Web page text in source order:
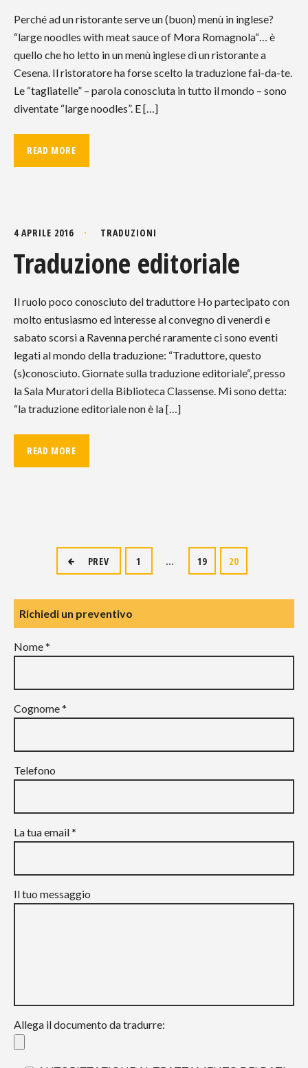
Perché ad un ristorante serve un (buon) menù in inglese?
“large noodles with meat sauce of Mora Romagnola“… è
quello che ho letto in un menù inglese di un ristorante a
Cesena. Il ristoratore ha forse scelto la traduzione fai-da-te.
Le “tagliatelle” – parola conosciuta in tutto il mondo – sono
diventate “large noodles”. E […]
READ MORE
4 APRILE 2016 TRADUZIONI
Traduzione editoriale
Il ruolo poco conosciuto del traduttore Ho partecipato con
molto entusiasmo ed interesse al convegno di venerdì e
sabato scorsi a Ravenna perché raramente ci sono eventi
legati al mondo della traduzione: “Traduttore, questo
(s)conosciuto. Giornate sulla traduzione editoriale“, presso
la Sala Muratori della Biblioteca Classense. Mi sono detta:
“la traduzione editoriale non è la […]
READ MORE
Navigazione
articoli
PREV 1 … 19 20
Richiedi un preventivo
Nome *
Cognome *
Telefono
La tua email *
Il tuo messaggio
Allega il documento da tradurre: